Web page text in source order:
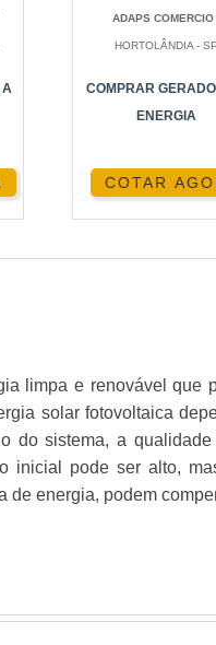
R$ 15.000 e R$
os preços podem
Já para
a crescente
Energia Solar
a eficiência
determinantes do
inicial é maior.
o custo inicial,
A
ADAPS
HORTOLÂNDIA - SP
COMPRAR
ENERGIA
COTAR
limpa e renovável que
solar fotovoltaica
do sistema, a
inicial pode ser alto,
de energia, podem